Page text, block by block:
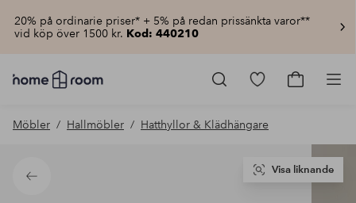
20% på ordinarie priser* + 5% på redan prissänkta varor**
vid köp över 1500 kr. Kod: 440210
Homeroom
–
hemmet
pris
Gå
produkter
Gå
Möbler Hallmöbler Hatthyllor & Klädhängare
Tillbaka
Visa liknande